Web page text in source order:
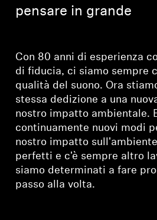
Ricambi e accessori originali per
Soundbar
AMBEO Soundbar e Sub
Scopri AMBEO
Ricambi e accessori AMBEO
pensare in grande
Con 80 anni di esperienza
di fiducia, ci siamo sempre
qualità del suono. Ora
stessa dedizione a una
nostro impatto ambientale.
continuamente nuovi modi
nostro impatto
perfetti e c'è sempre altro
siamo determinati a fare
passo alla volta.